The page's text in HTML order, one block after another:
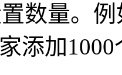
数量。例
添加